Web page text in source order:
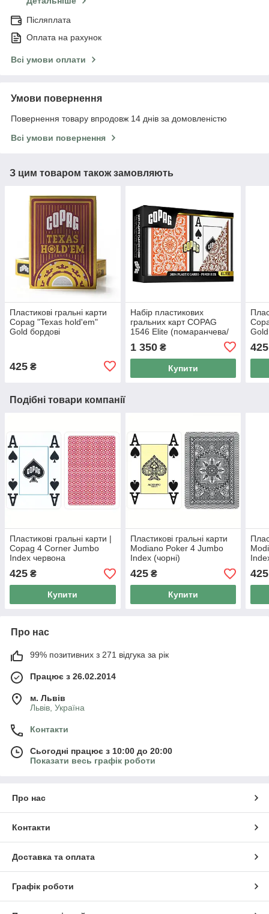
Післяплата
Оплата на рахунок
Всі умови оплати
Умови повернення
Повернення товару впродовж 14 днів за домовленістю
Всі умови повернення
З цим товаром також замовляють
Пластикові гральні карти
Copag "Texas hold'em"
Gold бордові
425 ₴
Набір пластикових
гральних карт COPAG
1546 Elite (помаранчева/
1 350₴
Купити
Gold
425
Подібні товари компанії
Пластикові гральні карти |
Copag 4 Corner Jumbo
Index червона
425 ₴
Купити
Пластикові гральні карти
Modiano Poker 4 Jumbo
Index (чорні)
425₴
Купити
425
Про нас
99% позитивних з 271 відгука за рік
Працює з 26.02.2014
м. Львів
Львів, Україна
Контакти
Сьогодні працює з 10:00 до 20:00
Показати весь графік роботи
Про нас
Контакти
Доставка та оплата
Графік роботи